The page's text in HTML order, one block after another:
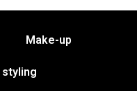
Make-up
styling